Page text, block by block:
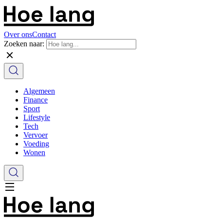
Over onsContact
Zoeken naar:
Algemeen
Finance
Sport
Lifestyle
Tech
Vervoer
Voeding
Wonen